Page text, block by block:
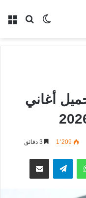
بحث الوضع
أغاني
1٬209
واتساب تيلقرام مشاركة عبر البريد